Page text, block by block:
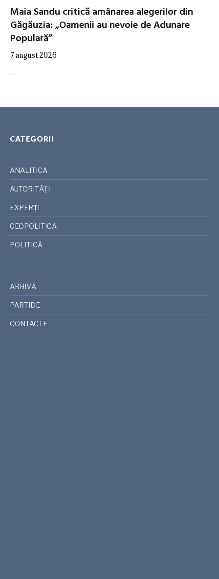
Maia Sandu critică amânarea alegerilor din
Găgăuzia: „Oamenii au nevoie de Adunare
Populară”
7 august 2026
…
CATEGORII
ANALITICA
AUTORITĂȚI
EXPERȚI
GEOPOLITICA
POLITICĂ
ARHIVĂ
PARTIDE
CONTACTE